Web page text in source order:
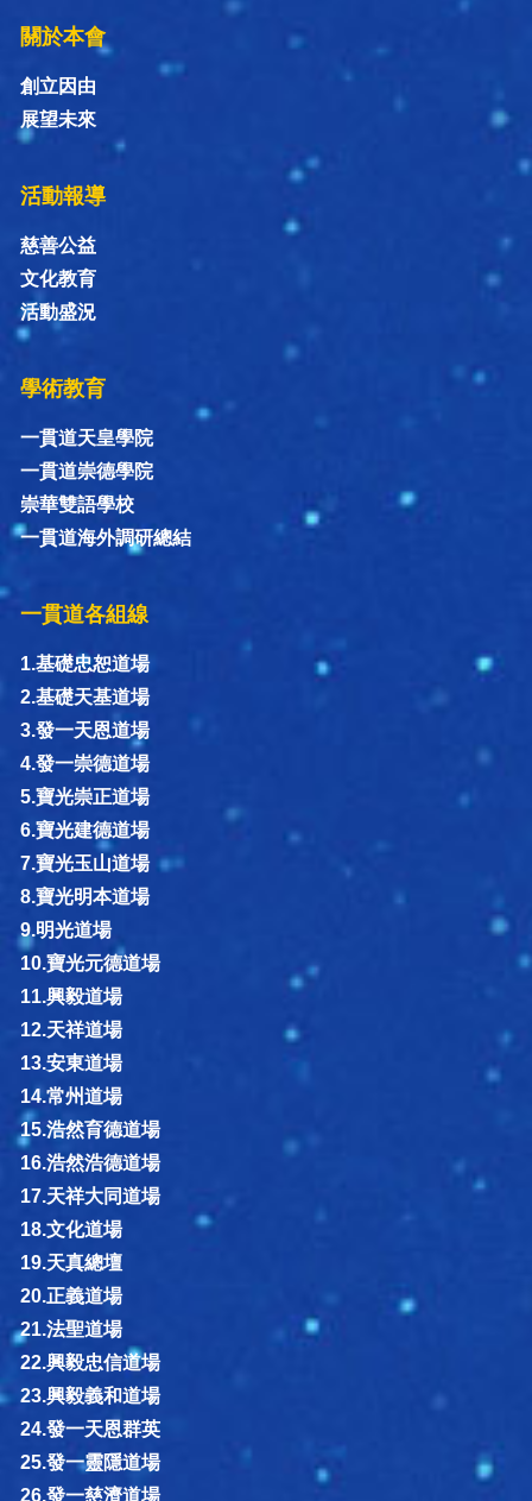
關於本會
創立因由
展望未來
活動報導
慈善公益
文化教育
活動盛況
學術教育
一貫道天皇學院
一貫道崇德學院
崇華雙語學校
一貫道海外調研總結
一貫道各組線
1.基礎忠恕道場
2.基礎天基道場
3.發一天恩道場
4.發一崇德道場
5.寶光崇正道場
6.寶光建德道場
7.寶光玉山道場
8.寶光明本道場
9.明光道場
10.寶光元德道場
11.興毅道場
12.天祥道場
13.安東道場
14.常州道場
15.浩然育德道場
16.浩然浩德道場
17.天祥大同道場
18.文化道場
19.天真總壇
20.正義道場
21.法聖道場
22.興毅忠信道場
23.興毅義和道場
24.發一天恩群英
25.發一靈隱道場
26.發一慈濟道場